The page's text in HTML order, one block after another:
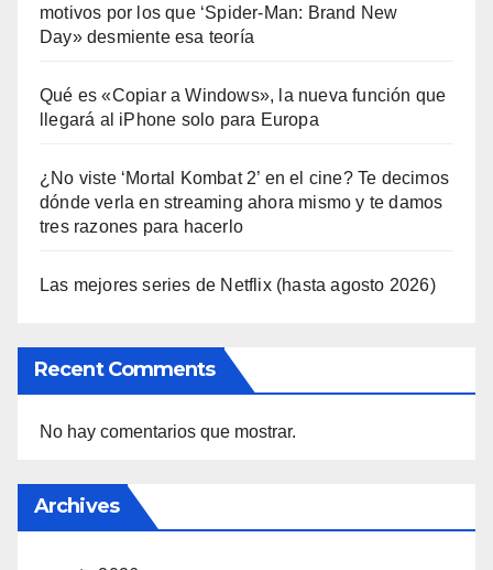
motivos por los que ‘Spider-Man: Brand New
Day» desmiente esa teoría
Qué es «Copiar a Windows», la nueva función que
llegará al iPhone solo para Europa
¿No viste ‘Mortal Kombat 2’ en el cine? Te decimos
dónde verla en streaming ahora mismo y te damos
tres razones para hacerlo
Las mejores series de Netflix (hasta agosto 2026)
Recent Comments
No hay comentarios que mostrar.
Archives